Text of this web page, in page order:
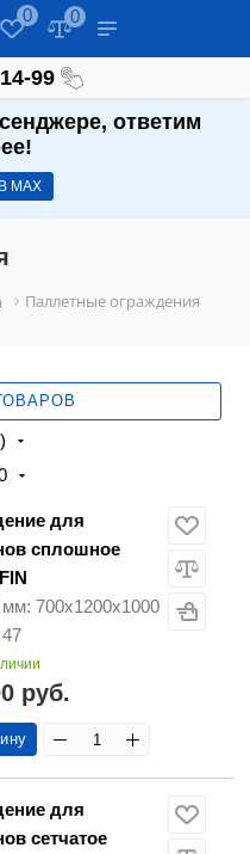
0 0
99
ответим
МАХ
Паллетные ограждения
для
сплошное
700х1200х1000
руб.
для
сетчатое